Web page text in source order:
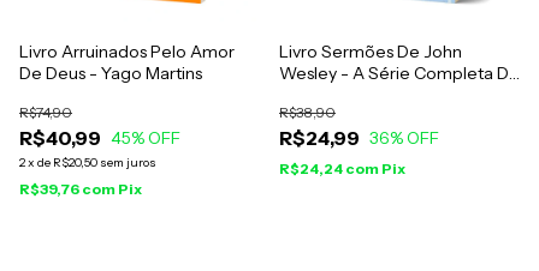
Livro Arruinados Pelo Amor
De Deus - Yago Martins
R$40,99
R$74,90
45% OFF
2x de R$20,50 sem juros
R$39,76 com Pix
Livro Sermões De John
Wesley - A Série Completa De
Monte De Nosso Senhor Jesus
Cristo
R$24,99
R$38,90
36% OFF
R$24,24 com Pix